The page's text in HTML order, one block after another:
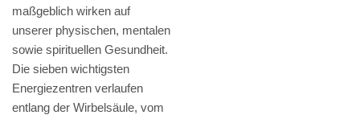
maßgeblich wirken auf
unserer physischen, mentalen
sowie spirituellen Gesundheit.
Die sieben wichtigsten
Energiezentren verlaufen
entlang der Wirbelsäule, vom